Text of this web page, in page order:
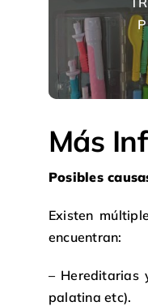
Más
Posibles
Existen
encuentran:
– Hereditarias
palatina etc).